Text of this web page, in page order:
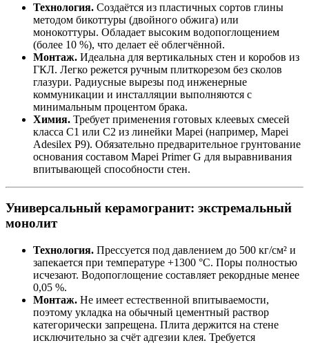
Технология. Создаётся из пластичных сортов глины
методом бикоттуры (двойного обжига) или
монокоттуры. Обладает высоким водопоглощением
(более 10 %), что делает её облегчённой.
Монтаж. Идеальна для вертикальных стен и коробов из
ГКЛ. Легко режется ручным плиткорезом без сколов
глазури. Радиусные вырезы под инженерные
коммуникации и инсталляции выполняются с
минимальным процентом брака.
Химия. Требует применения готовых клеевых смесей
класса C1 или C2 из линейки Mapei (например, Mapei
Adesilex P9). Обязательно предварительное грунтование
основания составом Mapei Primer G для выравнивания
впитывающей способности стен.
Универсальный керамогранит: экстремальный
монолит
Технология. Прессуется под давлением до 500 кг/см² и
запекается при температуре +1300 °C. Поры полностью
исчезают. Водопоглощение составляет рекордные менее
0,05 %.
Монтаж. Не имеет естественной впитываемости,
поэтому укладка на обычный цементный раствор
категорически запрещена. Плита держится на стене
исключительно за счёт адгезии клея. Требуется